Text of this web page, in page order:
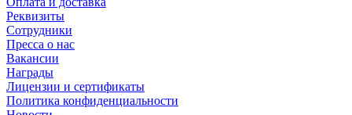
Реквизиты
Сотрудники
Пресса о нас
Вакансии
Награды
Лицензии и сертификаты
Политика конфиденциальности